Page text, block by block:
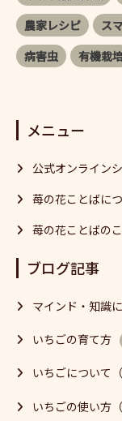
農家レシピ
ス
病害虫
有機栽
メニュー
公式オンライン
苺の花ことばに
苺の花ことばの
ブログ記事
マインド・知識
いちごの育て方
いちごについて
いちごの使い方